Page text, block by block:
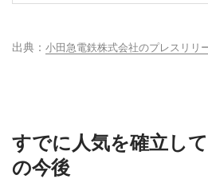
小田急電鉄株式会社のプレスリリ
すでに人気を確立して
の今後